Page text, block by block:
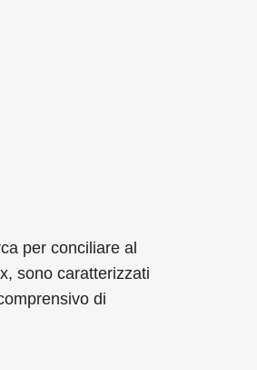
per conciliare al
sono caratterizzati
di